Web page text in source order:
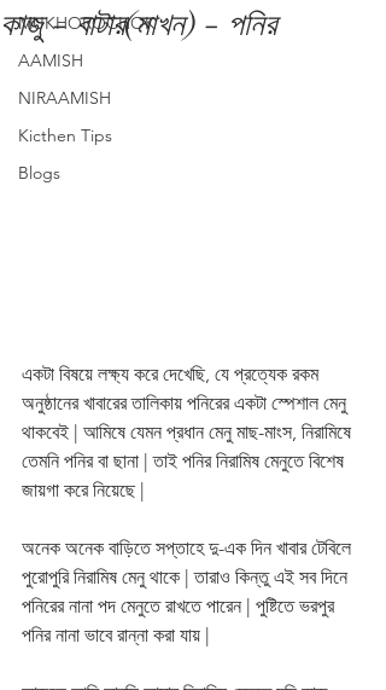
MUKHOROCHOK
AAMISH
NIRAAMISH
Kicthen Tips
Blogs
কাজু - বাটার(মাখন) - পনির
একটা বিষয়ে লক্ষ্য করে দেখেছি, যে প্রত্যেক রকম
অনুষ্ঠানের খাবারের তালিকায় পনিরের একটা স্পেশাল মেনু
থাকবেই | আমিষে যেমন প্রধান মেনু মাছ-মাংস, নিরামিষে
তেমনি পনির বা ছানা | তাই পনির নিরামিষ মেনুতে বিশেষ
জায়গা করে নিয়েছে |
অনেক অনেক বাড়িতে সপ্তাহে দু-এক দিন খাবার টেবিলে
পুরোপুরি নিরামিষ মেনু থাকে | তারাও কিন্তু এই সব দিনে
পনিরের নানা পদ মেনুতে রাখতে পারেন | পুষ্টিতে ভরপুর
পনির নানা ভাবে রান্না করা যায় |